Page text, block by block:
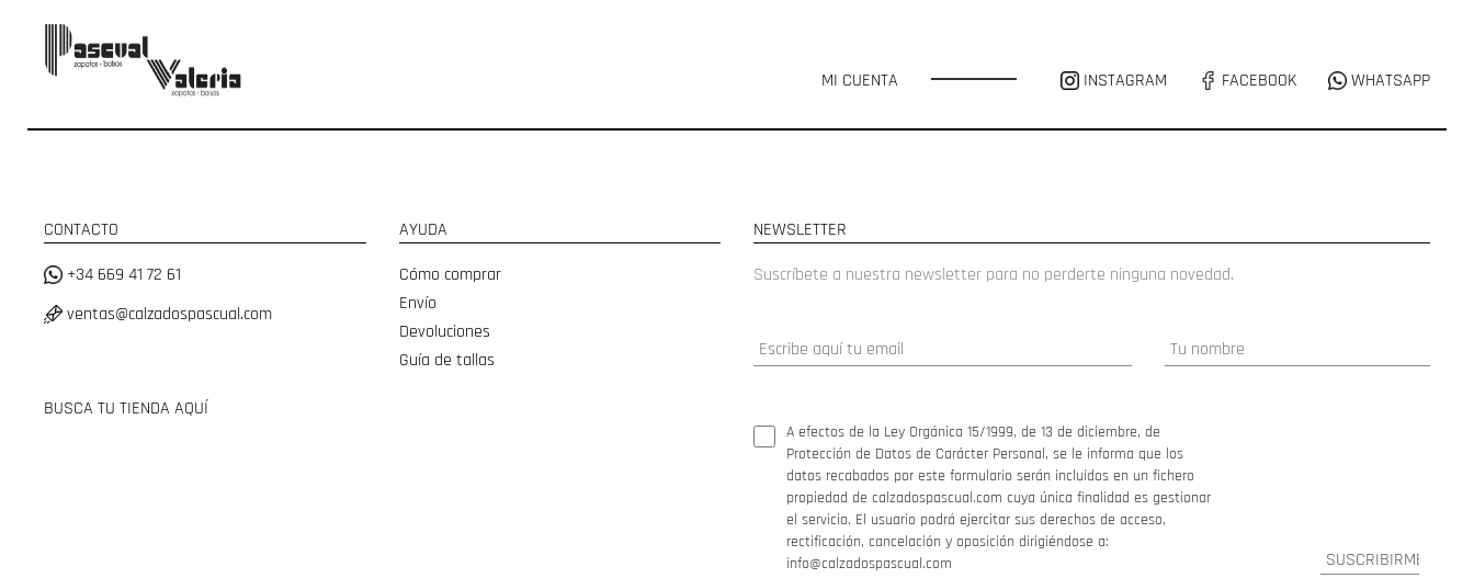
MI CUENTA INSTAGRAM FACEBOOK WHATSAPP
CONTACTO
+34 669 41 72 61
ventas@calzadospascual.com
BUSCA TU TIENDA AQUÍ
AYUDA
Cómo comprar
Envío
Devoluciones
Guía de tallas
NEWSLETTER
Suscríbete a nuestra newsletter para no perderte ninguna novedad.
A efectos de la Ley Orgánica 15/1999, de 13 de diciembre, de
Protección de Datos de Carácter Personal, se le informa que los
datos recabados por este formulario serán incluidos en un fichero
propiedad de calzadospascual.com cuya única finalidad es gestionar
el servicio. El usuario podrá ejercitar sus derechos de acceso,
rectificación, cancelación y oposición dirigiéndose a:
info@calzadospascual.com